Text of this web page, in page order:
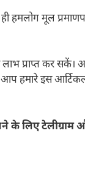
हमलोग मूल
प्राप्त कर सकें।
हमारे इस
के लिए टेलीग्राम